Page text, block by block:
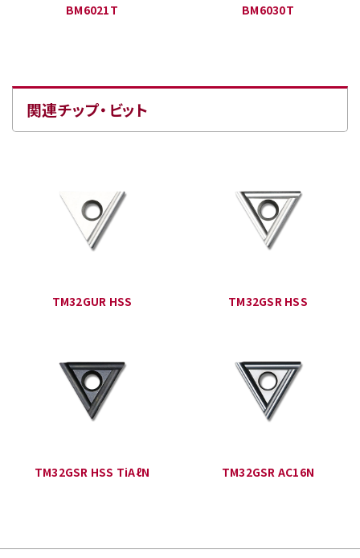
BM6021T BM6030T
関連チップ・ビット
TM32GUR HSS TM32GSR HSS
TM32GSR HSS TiAℓN TM32GSR AC16N